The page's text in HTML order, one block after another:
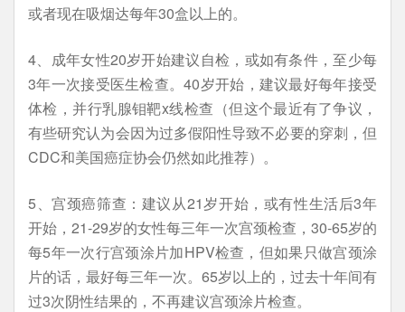
或者现在吸烟达每年30盒以上的。
4、成年女性20岁开始建议自检，或如有条件，至少每
3年一次接受医生检查。40岁开始，建议最好每年接受
体检，并行乳腺钼靶x线检查（但这个最近有了争议，
有些研究认为会因为过多假阳性导致不必要的穿刺，但
CDC和美国癌症协会仍然如此推荐）。
5、宫颈癌筛查：建议从21岁开始，或有性生活后3年
开始，21-29岁的女性每三年一次宫颈检查，30-65岁的
每5年一次行宫颈涂片加HPV检查，但如果只做宫颈涂
片的话，最好每三年一次。65岁以上的，过去十年间有
过3次阴性结果的，不再建议宫颈涂片检查。